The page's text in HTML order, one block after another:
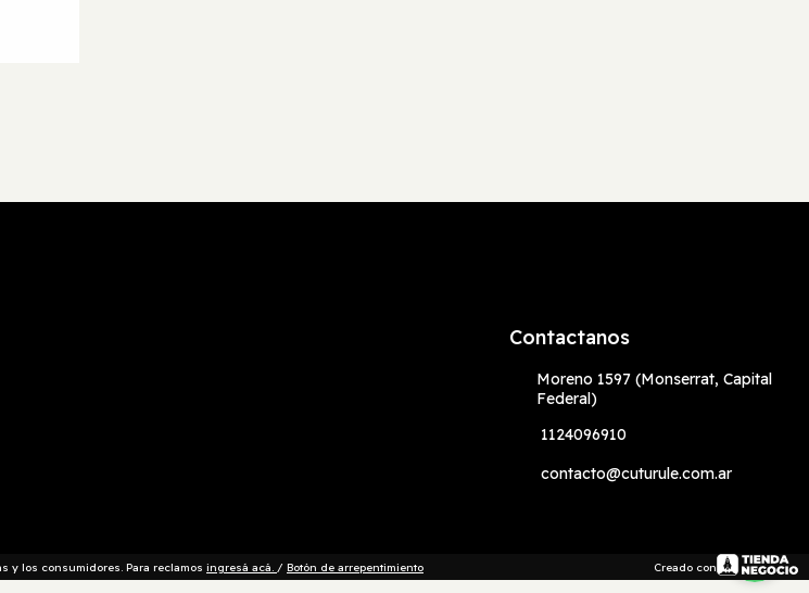
Contactanos
Moreno 1597 (Monserrat, Capital
Federal)
1124096910
contacto@cuturule.com.ar
y los consumidores. Para reclamos ingresá acá. / Botón de arrepentimiento Creado con